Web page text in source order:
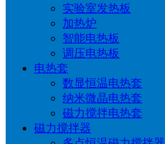
实验室发热板
加热炉
智能电热板
调压电热板
电热套
数显恒温电热套
纳米微晶电热套
磁力搅拌电热套
磁力搅拌器